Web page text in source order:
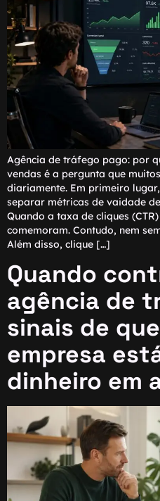
Agência de tráfego pago: por
vendas é a pergunta que
diariamente. Em primeiro
separar métricas de vaidade
Quando a taxa de cliques
comemoram. Contudo, nem
Além disso, clique […]
Quando
agência de
sinais de
empresa
dinheiro em